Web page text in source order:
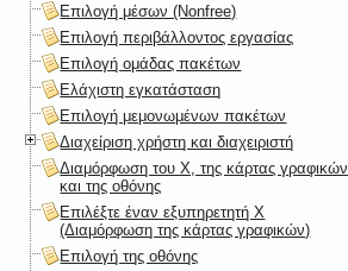
Επιλογή μέσων (Nonfree)
Επιλογή περιβάλλοντος εργασίας
Επιλογή ομάδας πακέτων
Ελάχιστη εγκατάσταση
Επιλογή μεμονωμένων πακέτων
Διαχείριση χρήστη και διαχειριστή
Διαμόρφωση του X, της κάρτας γραφικών
και της οθόνης
Επιλέξτε έναν εξυπηρετητή X
(Διαμόρφωση της κάρτας γραφικών)
Επιλογή της οθόνης